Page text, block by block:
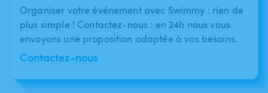
Organiser votre événement avec Swimmy : rien de
plus simple ! Contactez-nous : en 24h nous vous
envoyons une proposition adaptée à vos besoins.
Contactez-nous